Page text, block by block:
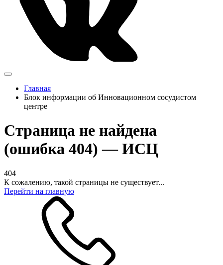
Главная
Блок информации об Инновационном сосудистом
центре
Страница не найдена
(ошибка 404) — ИСЦ
404
К сожалению, такой страницы не существует...
Перейти на главную